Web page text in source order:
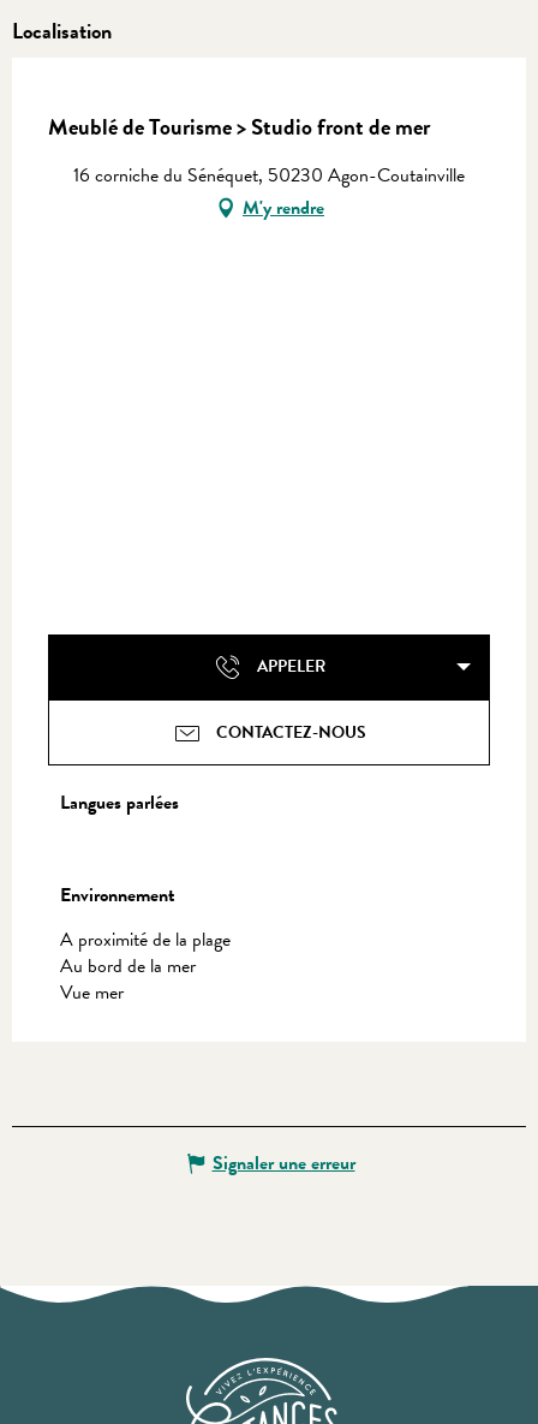
Localisation
Meublé de Tourisme > Studio front de mer
16 corniche du Sénéquet, 50230 Agon-Coutainville
M'y rendre
APPELER
CONTACTEZ-NOUS
Langues parlées
Langues parlées
Environnement
Environnement
A proximité de la plage
Au bord de la mer
Vue mer
Signaler une erreur